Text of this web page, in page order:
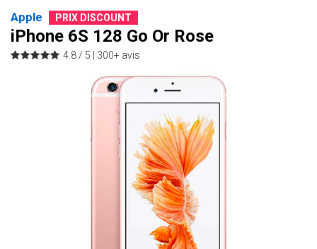
Apple PRIX DISCOUNT
iPhone 6S 128 Go Or Rose
4.8 / 5 | 300+ avis